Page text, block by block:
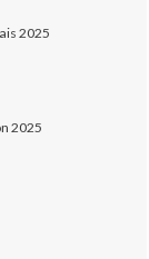
2025
2025